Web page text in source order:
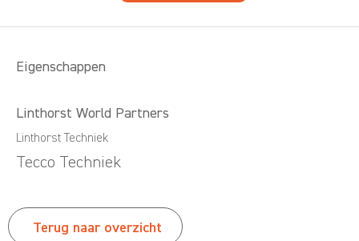
Eigenschappen
Linthorst World Partners
Linthorst Techniek
Tecco Techniek
Terug naar overzicht